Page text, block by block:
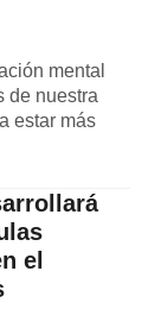
mental
de nuestra
estar más
el